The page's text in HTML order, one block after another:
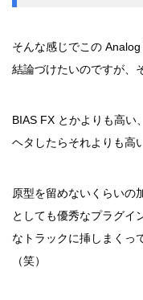
そんな感じでこの
結論づけたいのですが、
BIAS FX とかよりも高い
ヘタしたらそれよりも高
原型を留めないくらいの
としても優秀なプラグイ
なトラックに挿しまくっ
（笑）